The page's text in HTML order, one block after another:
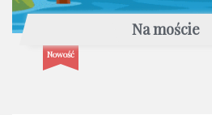
Na moście
Nowość